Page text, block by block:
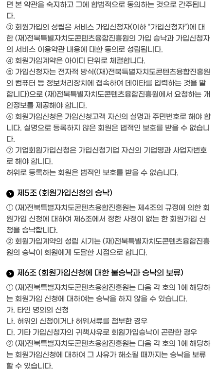
면 본 약관을 숙지하고 그에 합법적으로 동의하는 것으로 간주됩니
다.
③ 회원가입의 성립은 서비스 가입신청자(이하 “가입신청자”)에 대
한 (재)전북특별자치도콘텐츠융합진흥원의 가입 승낙과 가입신청자
의 서비스 이용약관 내용에 대한 동의로 성립됩니다.
④ 회원가입계약은 아이디 단위로 체결합니다.
⑤ 가입신청자는 전자적 방식((재)전북특별자치도콘텐츠융합진흥원
의 컴퓨터 등 정보처리장치에 접속하여 데이타를 입력하는 것을 말
합니다)으로 (재)전북특별자치도콘텐츠융합진흥원에서 요청하는 개
인정보를 제공해야 합니다.
⑥ 회원가입신청은 가입신청고객 자신의 실명과 주민번호로 해야 합
니다. 실명으로 등록하지 않은 회원은 법적인 보호를 받을 수 없습니
다.
⑦ 기업회원가입신청은 가입신청기업 자신의 기업명과 사업자번호
로 해야 합니다.
허위로 등록하는 회원은 법적인 보호를 받을 수 없습니다.
제5조 (회원가입신청의 승낙)
① (재)전북특별자치도콘텐츠융합진흥원는 제4조의 규정에 의한 회
원가입 신청에 대하여 제6조에서 정한 사정이 없는 한 회원가입 신
청을 승낙합니다.
② 회원가입계약의 성립 시기는 (재)전북특별자치도콘텐츠융합진흥
원의 승낙이 회원에게 도달한 시점으로 합니다.
제6조 (회원가입신청에 대한 불승낙과 승낙의 보류)
① (재)전북특별자치도콘텐츠융합진흥원는 다음 각 호의 1에 해당하
는 회원가입 신청에 대하여는 승낙을 하지 않을 수 있습니다.
가. 타인 명의의 신청
나. 허위의 신청이거나 허위서류를 첨부한 경우
다. 기타 가입신청자의 귀책사유로 회원가입승낙이 곤란한 경우
② (재)전북특별자치도콘텐츠융합진흥원는 다음 각 호의 1에 해당하
는 회원가입신청에 대하여 그 사유가 해소될 때까지는 승낙을 보류
할 수 있습니다.